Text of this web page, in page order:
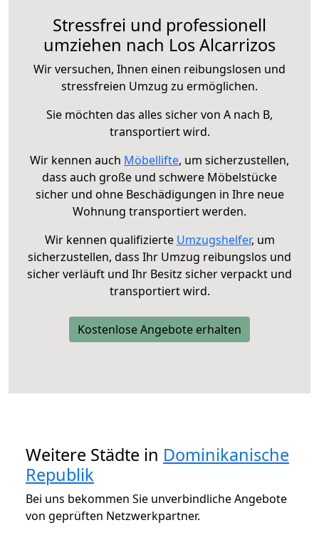
Stressfrei und professionell
umziehen nach Los Alcarrizos
Wir versuchen, Ihnen einen reibungslosen und
stressfreien Umzug zu ermöglichen.
Sie möchten das alles sicher von A nach B,
transportiert wird.
Wir kennen auch Möbellifte, um sicherzustellen,
dass auch große und schwere Möbelstücke
sicher und ohne Beschädigungen in Ihre neue
Wohnung transportiert werden.
Wir kennen qualifizierte Umzugshelfer, um
sicherzustellen, dass Ihr Umzug reibungslos und
sicher verläuft und Ihr Besitz sicher verpackt und
transportiert wird.
Kostenlose Angebote erhalten
Weitere Städte in Dominikanische
Republik
Bei uns bekommen Sie unverbindliche Angebote
von geprüften Netzwerkpartner.